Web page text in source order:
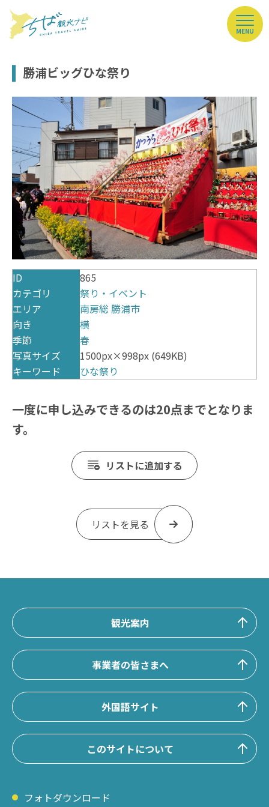
MENU
勝浦ビッグひな祭り
ID
865
カテゴリ
祭り・イベント
エリア
南房総 勝浦市
向き
横
季節
春
写真サイズ
1500px×998px (649KB)
キーワード
ひな祭り
一度に申し込みできるのは20点までとなりま
す。
リストに追加する
リストを見る
観光案内
事業者の皆さまへ
外国語サイト
このサイトについて
フォトダウンロード